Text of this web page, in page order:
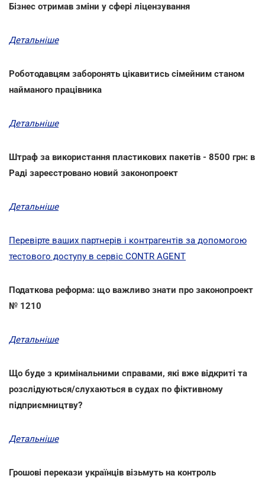
Бізнес отримав зміни у сфері ліцензування
Детальніше
Роботодавцям заборонять цікавитись сімейним станом
найманого працівника
Детальніше
Штраф за використання пластикових пакетів - 8500 грн: в
Раді зареєстровано новий законопроект
Детальніше
Перевірте ваших партнерів і контрагентів за допомогою
тестового доступу в сервіс CONTR AGENT
Податкова реформа: що важливо знати про законопроект
№ 1210
Детальніше
Що буде з кримінальними справами, які вже відкриті та
розслідуються/слухаються в судах по фіктивному
підприємництву?
Детальніше
Грошові перекази українців візьмуть на контроль